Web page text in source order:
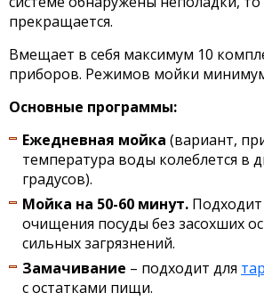
прекращается.
Вмещает в себя максимум 10
приборов. Режимов мойки
Основные программы:
Ежедневная мойка (вариант,
температура воды колеблется в
градусов).
Мойка на 50-60 минут.
очищения посуды без засохших
сильных загрязнений.
Замачивание – подходит для
с остатками пищи.